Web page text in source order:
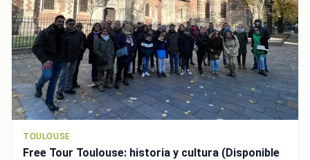
TOULOUSE
Free Tour Toulouse: historia y cultura (Disponible